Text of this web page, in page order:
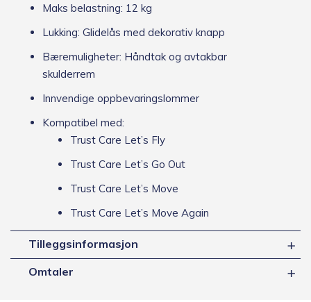
Maks belastning: 12 kg
Lukking: Glidelås med dekorativ knapp
Bæremuligheter: Håndtak og avtakbar
skulderrem
Innvendige oppbevaringslommer
Kompatibel med:
Trust Care Let’s Fly
Trust Care Let’s Go Out
Trust Care Let’s Move
Trust Care Let’s Move Again
Tilleggsinformasjon
Omtaler